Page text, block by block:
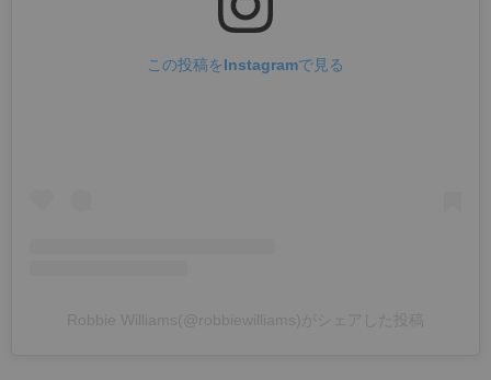
この投稿をInstagramで見る